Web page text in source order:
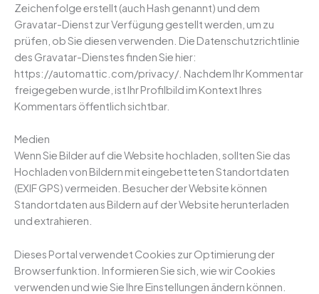
Zeichenfolge erstellt (auch Hash genannt) und dem
Gravatar-Dienst zur Verfügung gestellt werden, um zu
prüfen, ob Sie diesen verwenden. Die Datenschutzrichtlinie
des Gravatar-Dienstes finden Sie hier:
https://automattic.com/privacy/. Nachdem Ihr Kommentar
freigegeben wurde, ist Ihr Profilbild im Kontext Ihres
Kommentars öffentlich sichtbar.
Medien
Wenn Sie Bilder auf die Website hochladen, sollten Sie das
Hochladen von Bildern mit eingebetteten Standortdaten
(EXIF GPS) vermeiden. Besucher der Website können
Standortdaten aus Bildern auf der Website herunterladen
und extrahieren.
Dieses Portal verwendet Cookies zur Optimierung der
Browserfunktion. Informieren Sie sich, wie wir Cookies
verwenden und wie Sie Ihre Einstellungen ändern können.